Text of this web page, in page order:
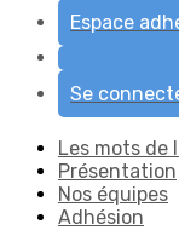
Espace
Se
Les mots de
Présentation
Nos équipes
Adhésion